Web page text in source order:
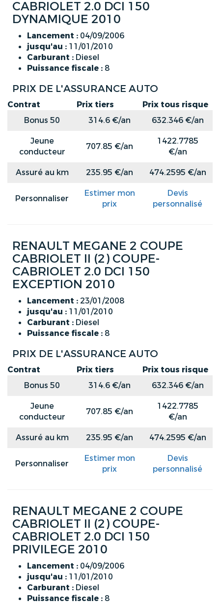
CABRIOLET 2.0 DCI 150
DYNAMIQUE 2010
Lancement : 04/09/2006
jusqu'au : 11/01/2010
Carburant : Diesel
Puissance fiscale : 8
PRIX DE L'ASSURANCE AUTO
Contrat Prix tiers
Prix tous risque
Bonus 50
314.6 €/an
632.346 €/an
Jeune
conducteur
707.85 €/an
1422.7785
€/an
Assuré au km
235.95 €/an 474.2595 €/an
Personnaliser
Estimer mon
prix
Devis
personnalisé
RENAULT MEGANE 2 COUPE
CABRIOLET II (2) COUPE-
CABRIOLET 2.0 DCI 150
EXCEPTION 2010
Lancement : 23/01/2008
jusqu'au : 11/01/2010
Carburant : Diesel
Puissance fiscale : 8
PRIX DE L'ASSURANCE AUTO
Contrat Prix tiers
Prix tous risque
Bonus 50
314.6 €/an
632.346 €/an
Jeune
conducteur
707.85 €/an
1422.7785
€/an
Assuré au km
235.95 €/an 474.2595 €/an
Personnaliser
Estimer mon
prix
Devis
personnalisé
RENAULT MEGANE 2 COUPE
CABRIOLET II (2) COUPE-
CABRIOLET 2.0 DCI 150
PRIVILEGE 2010
Lancement : 04/09/2006
jusqu'au : 11/01/2010
Carburant : Diesel
Puissance fiscale : 8